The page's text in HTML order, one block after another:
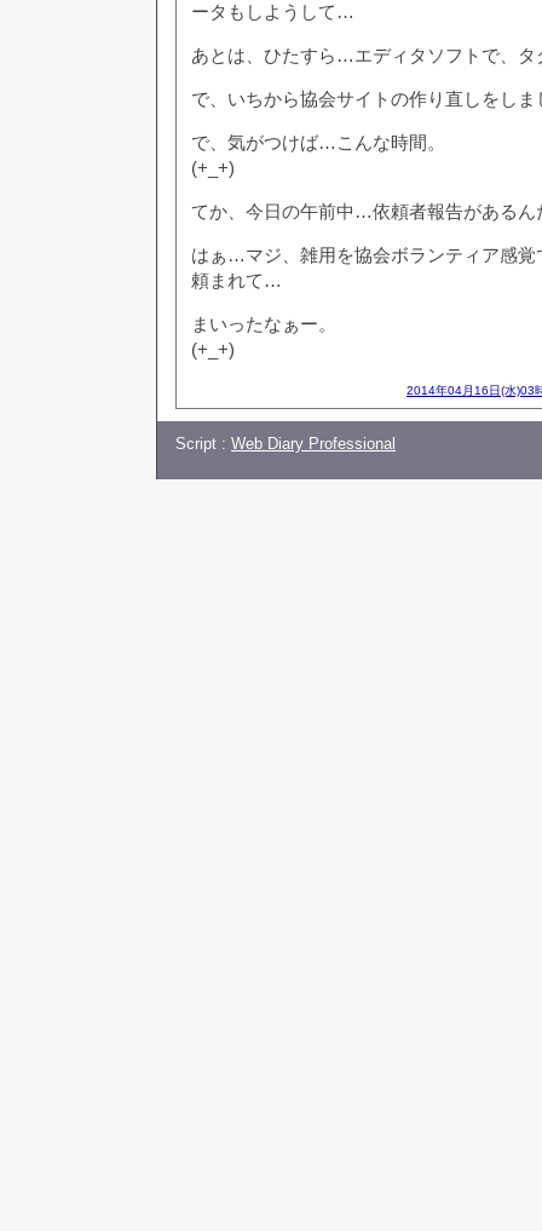
ータもしようして…
あとは、ひたすら…エディタソフトで、タ
で、いちから協会サイトの作り直しをしま
で、気がつけば…こんな時間。
(+_+)
てか、今日の午前中…依頼者報告があるん
はぁ…マジ、雑用を協会ボランティア感覚
頼まれて…
まいったなぁー。
(+_+)
2014年04月16日(水)03
Script : Web Diary Professional